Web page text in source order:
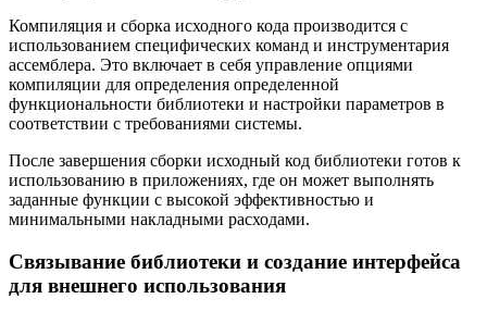
Компиляция и сборка исходного кода производится с
использованием специфических команд и инструментария
ассемблера. Это включает в себя управление опциями
компиляции для определения определенной
функциональности библиотеки и настройки параметров в
соответствии с требованиями системы.
После завершения сборки исходный код библиотеки готов к
использованию в приложениях, где он может выполнять
заданные функции с высокой эффективностью и
минимальными накладными расходами.
Связывание библиотеки и создание интерфейса
для внешнего использования